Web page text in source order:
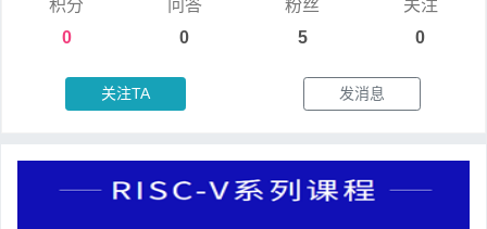
积分
0
问答
0
粉丝
5
关注
0
关注TA 发消息